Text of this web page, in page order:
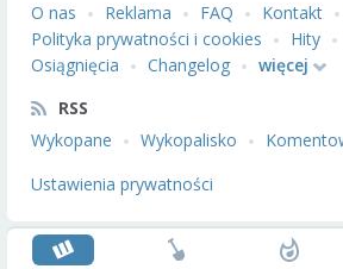
O nas
Reklama FAQ Kontakt
Polityka prywatności i cookies
Hity
Osiągnięcia
Changelog
więcej
RSS
Wykopane
Wykopalisko
Ustawienia prywatności